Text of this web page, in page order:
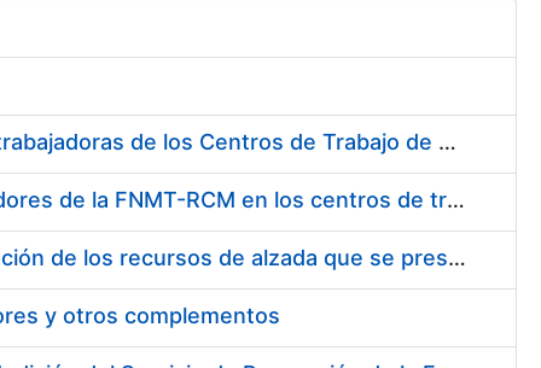
Suministro de Protectores Auditivos a medida para las personas trabajadoras de los Centros de Trabajo de Madrid y Burgos
Suministro de gafas graduadas antiproyecciones para los trabajadores de la FNMT-RCM en los centros de trabajo de Madrid y Burgos
Servicios de una empresa externa para el asesoramiento y resolución de los recursos de alzada que se presentan relacionados con procesos de selección para la FNMT-RCM
y otros complementos